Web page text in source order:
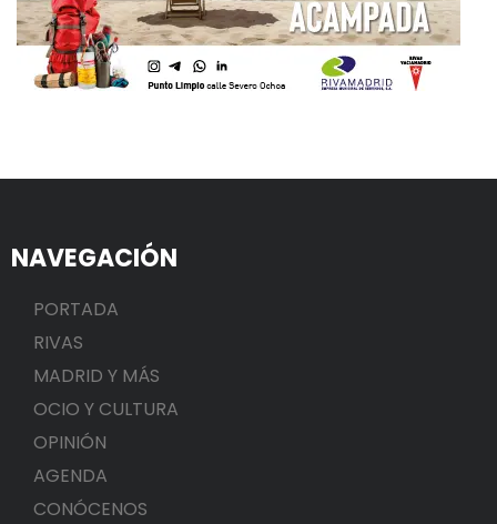
NAVEGACIÓN
PORTADA
RIVAS
MADRID Y MÁS
OCIO Y CULTURA
OPINIÓN
AGENDA
CONÓCENOS